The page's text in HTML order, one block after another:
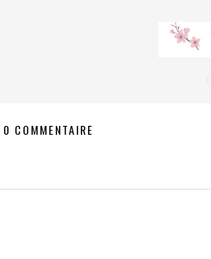
0 COMMENTAIRE